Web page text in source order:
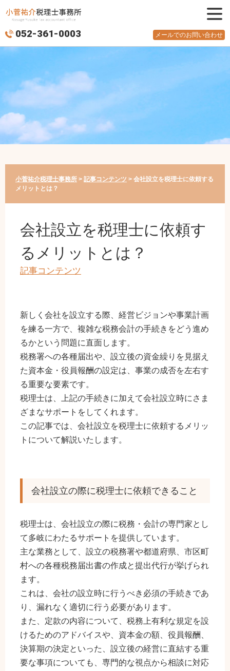
ー
052-361-0003 メールでのお問い合わせ
小菅祐介税理士事務所 > 記事コンテンツ > 会社設立を税理士に依頼する
メリットとは？
会社設立を税理士に依頼す
るメリットとは？
記事コンテンツ
新しく会社を設立する際、経営ビジョンや事業計画
を練る一方で、複雑な税務会計の手続きをどう進め
るかという問題に直面します。
税務署への各種届出や、設立後の資金繰りを見据え
た資本金・役員報酬の設定は、事業の成否を左右す
る重要な要素です。
税理士は、上記の手続きに加えて会社設立時にさま
ざまなサポートをしてくれます。
この記事では、会社設立を税理士に依頼するメリッ
トについて解説いたします。
会社設立の際に税理士に依頼できること
税理士は、会社設立の際に税務・会計の専門家とし
て多岐にわたるサポートを提供しています。
主な業務として、設立の税務署や都道府県、市区町
村への各種税務届出書の作成と提出代行が挙げられ
ます。
これは、会社の設立時に行うべき必須の手続きであ
り、漏れなく適切に行う必要があります。
また、定款の内容について、税務上有利な規定を設
けるためのアドバイスや、資本金の額、役員報酬、
決算期の決定といった、設立後の経営に直結する重
要な事項についても、専門的な視点から相談に対応